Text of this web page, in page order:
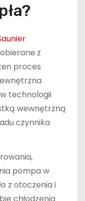
z
proces
technologii
wewnętrzną
czynnika
pompa w
z otoczenia i
chłodzenia